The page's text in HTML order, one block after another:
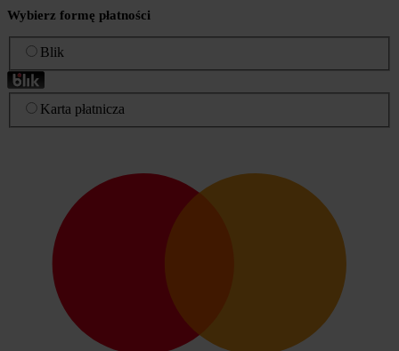
Wybierz formę płatności
Blik
Karta płatnicza